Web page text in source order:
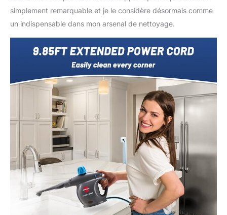
simplement remarquable et je le considère désormais comme
un indispensable dans mon arsenal de nettoyage.